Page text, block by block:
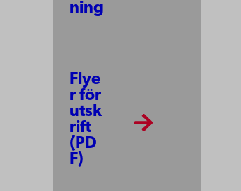
ning
Flye
r för
utsk
rift
(PD
F)